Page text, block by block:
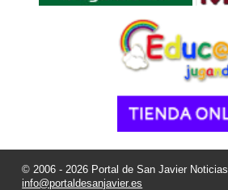
© 2006 - 2026 Portal de San Javier Noticias
info@portaldesanjavier.es